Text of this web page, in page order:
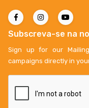
Subscreva-se na
Sign up for our
campaigns directly in